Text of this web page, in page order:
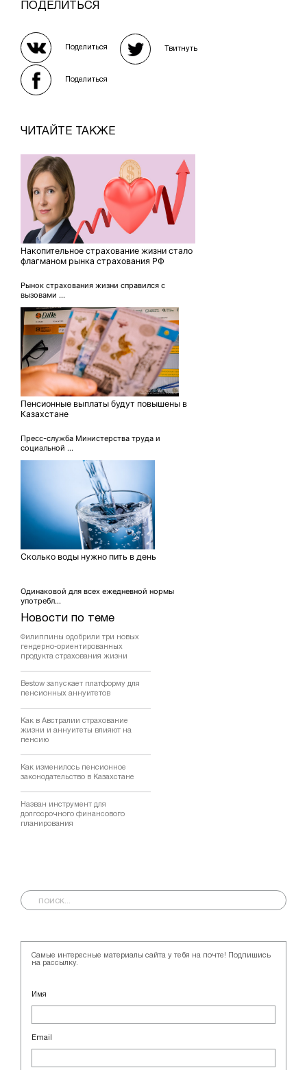
Новости по теме
Филиппины одобрили три новых
гендерно-ориентированных
продукта страхования жизни
Bestow запускает платформу для
пенсионных аннуитетов
Как в Австралии страхование
жизни и аннуитеты влияют на
пенсию
Как изменилось пенсионное
законодательство в Казахстане
Назван инструмент для
долгосрочного финансового
планирования
ПОДЕЛИТЬСЯ
Поделиться Твитнуть
Поделиться
ЧИТАЙТЕ ТАКЖЕ
Накопительное страхование жизни стало
флагманом рынка страхования РФ
Рынок страхования жизни справился с
вызовами ...
Пенсионные выплаты будут повышены в
Казахстане
Пресс-служба Министерства труда и
социальной ...
Сколько воды нужно пить в день
Одинаковой для всех ежедневной нормы
употребл...
Самые интересные материалы сайта у тебя на почте! Подпишись
на рассылку.
Имя
Email